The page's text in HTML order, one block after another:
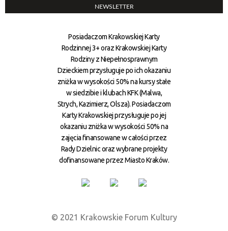
NEWSLETTER
Posiadaczom Krakowskiej Karty
Rodzinnej 3+ oraz Krakowskiej Karty
Rodziny z Niepełnosprawnym
Dzieckiem przysługuje po ich okazaniu
zniżka w wysokości 50% na kursy stałe
w siedzibie i klubach KFK (Malwa,
Strych, Kazimierz, Olsza). Posiadaczom
Karty Krakowskiej przysługuje po jej
okazaniu zniżka w wysokości 50% na
zajęcia finansowane w całości przez
Rady Dzielnic oraz wybrane projekty
dofinansowane przez Miasto Kraków.
© 2021 Krakowskie Forum Kultury